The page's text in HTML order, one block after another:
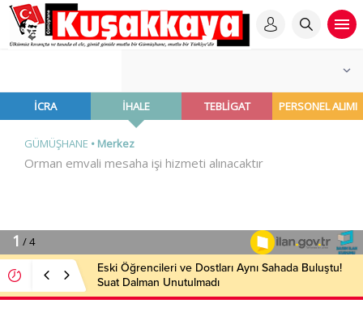
Eski Öğrencileri ve Dostları Aynı Sahada Buluştu!
Suat Dalman Unutulmadı